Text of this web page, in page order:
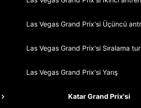
Las Vegas Grand Prix'si Üçüncü
Las Vegas Grand Prix'si Sıralama
Las Vegas Grand Prix'si Yarış
Katar Grand Prix'si